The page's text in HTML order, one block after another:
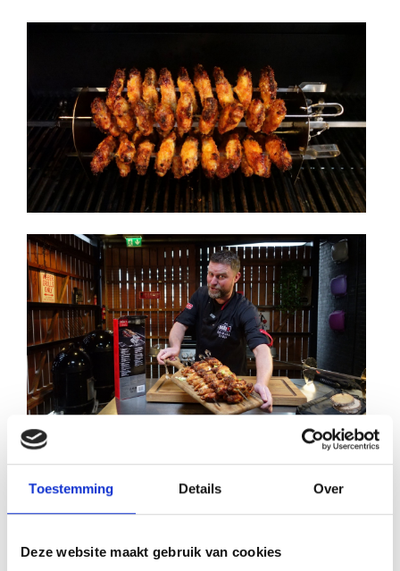
Toestemming Details Over
Deze website maakt gebruik van cookies
Extra spicy of juist wat minder spicy?
Wil je ze nog pittiger hebben (zoals Bram ze graag eet),